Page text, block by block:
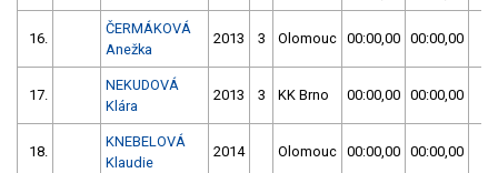
16.
ČERMÁKOVÁ
Anežka
2013 3 Olomouc 00:00,00 00:00,00
17.
NEKUDOVÁ
Klára
2013 3 KK Brno 00:00,00 00:00,00
18.
KNEBELOVÁ
Klaudie
2014 Olomouc 00:00,00 00:00,00